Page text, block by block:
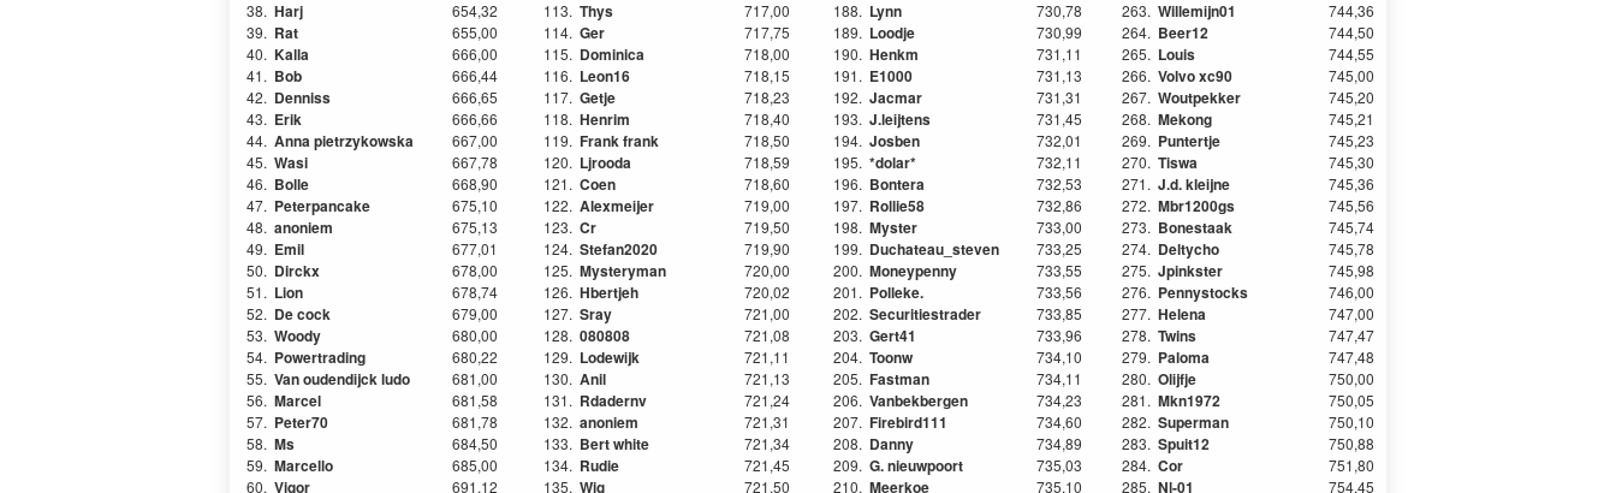
38. Harj
654,32
39. Rat
655,00
40. Kalla
666,00
41. Bob
666,44
42. Denniss
666,65
43. Erik
666,66
44. Anna pietrzykowska
667,00
45. Wasi
667,78
46. Bolle
668,90
47. Peterpancake
675,10
48. anoniem
675,13
49. Emil
677,01
50. Dirckx
678,00
51. Lion
678,74
52. De cock
679,00
53. Woody
680,00
54. Powertrading
680,22
55. Van oudendijck ludo
681,00
56. Marcel
681,58
57. Peter70
681,78
58. Ms
684,50
59. Marcello
685,00
60. Vigor
691,12
113. Thys
717,00
114. Ger
717,75
115. Dominica
718,00
116. Leon16
718,15
117. Getje
718,23
118. Henrim
718,40
119. Frank frank
718,50
120. Ljrooda
718,59
121. Coen
718,60
122. Alexmeijer
719,00
123. Cr
719,50
124. Stefan2020
719,90
125. Mysteryman
720,00
126. Hbertjeh
720,02
127. Sray
721,00
128. 080808
721,08
129. Lodewijk
721,11
130. Anil
721,13
131. Rdadernv
721,24
132. anoniem
721,31
133. Bert white
721,34
134. Rudie
721,45
135. Wig
721,50
188. Lynn
730,78
189. Loodje
730,99
190. Henkm
731,11
191. E1000
731,13
192. Jacmar
731,31
193. J.leijtens
731,45
194. Josben
732,01
195. *dolar*
732,11
196. Bontera
732,53
197. Rollie58
732,86
198. Myster
733,00
199. Duchateau_steven
733,25
200. Moneypenny
733,55
201. Polleke.
733,56
202. Securitiestrader
733,85
203. Gert41
733,96
204. Toonw
734,10
205. Fastman
734,11
206. Vanbekbergen
734,23
207. Firebird111
734,60
208. Danny
734,89
209. G. nieuwpoort
735,03
210. Meerkoe
735,10
263. Willemijn01
744,36
264. Beer12
744,50
265. Louis
744,55
266. Volvo xc90
745,00
267. Woutpekker
745,20
268. Mekong
745,21
269. Puntertje
745,23
270. Tiswa
745,30
271. J.d. kleijne
745,36
272. Mbr1200gs
745,56
273. Bonestaak
745,74
274. Deltycho
745,78
275. Jpinkster
745,98
276. Pennystocks
746,00
277. Helena
747,00
278. Twins
747,47
279. Paloma
747,48
280. Olijfje
750,00
281. Mkn1972
750,05
282. Superman
750,10
283. Spuit12
750,88
284. Cor
751,80
285. Nl-01
754,45